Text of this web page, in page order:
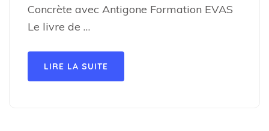
Concrète avec Antigone Formation EVAS
Le livre de …
LIRE LA SUITE